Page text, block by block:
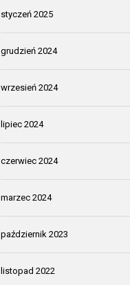
styczeń 2025
grudzień 2024
wrzesień 2024
lipiec 2024
czerwiec 2024
marzec 2024
październik 2023
listopad 2022